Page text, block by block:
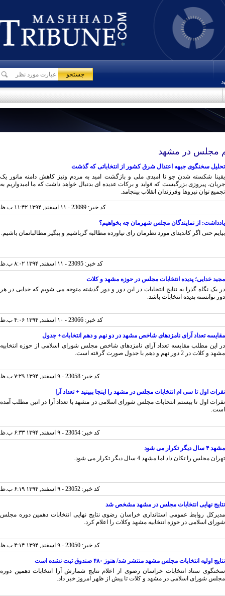
مجلس در مشهد
سخنگوی جبهه اعتدال شرق کشور از انتخاباتی که گذشت
شکسته شدن جو نا امیدی ملی و بازگشت امید به مردم ونیز کاهش دامنه مانور یک
پیروزی بزرگیست که فواید و برکات عدیده ای بدنبال خواهد داشت که ما امیدواریم به
توان نیروها وفرزندان انقلاب بینجامد.
کد خبر: 23099 - ۱۱ اسفند, ۱۳۹۴ ۱۱:۴۲ ب.ظ
از نمایندگان مجلس شهرمان چه بخواهیم؟
حتی اگر کاندیدای مورد نظرمان رای نیاورده مطالبه گرباشیم و پیگیر مطالباتمان باشیم.
کد خبر: 23095 - ۱۱ اسفند, ۱۳۹۴ ۸:۰۲ ب.ظ
خدایی؛ پدیده انتخابات مجلس در حوزه مشهد و کلات
یک نگاه گذرا به نتایج انتخابات در این دور و دور گذشته متوجه می شویم که خدایی در هر
توانسته پدیده انتخابات باشد.
کد خبر: 23066 - ۱۰ اسفند, ۱۳۹۴ ۴:۰۶ ب.ظ
تعداد آرای نامزدهای شاخص مشهد در دو نهم و دهم انتخابات+ جدول
این مطلب مقایسه تعداد آرای نامزدهای شاخص مجلس شورای اسلامی از حوزه انتخابیه
در 2 دور نهم و دهم با جدول صورت گرفته است.
کد خبر: 23058 - ۹ اسفند, ۱۳۹۴ ۷:۲۹ ب.ظ
اول تا سی ام انتخابات مجلس در مشهد را اینجا ببینید + تعداد آرا
اول تا بیستم انتخابات مجلس شورای اسلامی در مشهد با تعداد آرا در اتین مطلب آمده
کد خبر: 23054 - ۹ اسفند, ۱۳۹۴ ۶:۳۳ ب.ظ
دیگر تکرار می شود
مجلس را تکان داد اما مشهد 4 سال دیگر تکرار می شود.
کد خبر: 23052 - ۹ اسفند, ۱۳۹۴ ۶:۱۹ ب.ظ
نهایی انتخابات مجلس در مشهد مشخص شد
روابط عمومی استانداری خراسان رضوی نتایج نهایی انتخابات دهمین دوره مجلس
اسلامی در حوزه انتخابیه مشهد وکلات را اعلام کرد.
کد خبر: 23050 - ۹ اسفند, ۱۳۹۴ ۴:۱۴ ب.ظ
اولیه انتخابات مجلس مشهد منتشر شد/ هنوز ۴۸۰ صندوق ثبت نشده است
ستاد انتخابات خراسان رضوی از اعلام نتایج شمارش آرا انتخابات دهمین دوره
شورای اسلامی در مشهد و کلات تا پیش از ظهر امروز خبر داد.